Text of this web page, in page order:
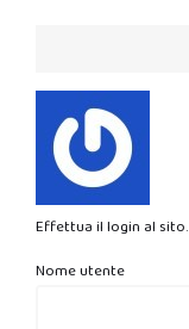
Effettua il login al sito.
Nome utente